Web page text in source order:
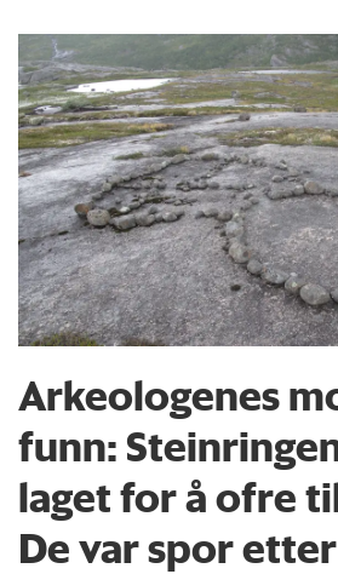
Arkeologenes
funn:
laget for å ofre
De var spor